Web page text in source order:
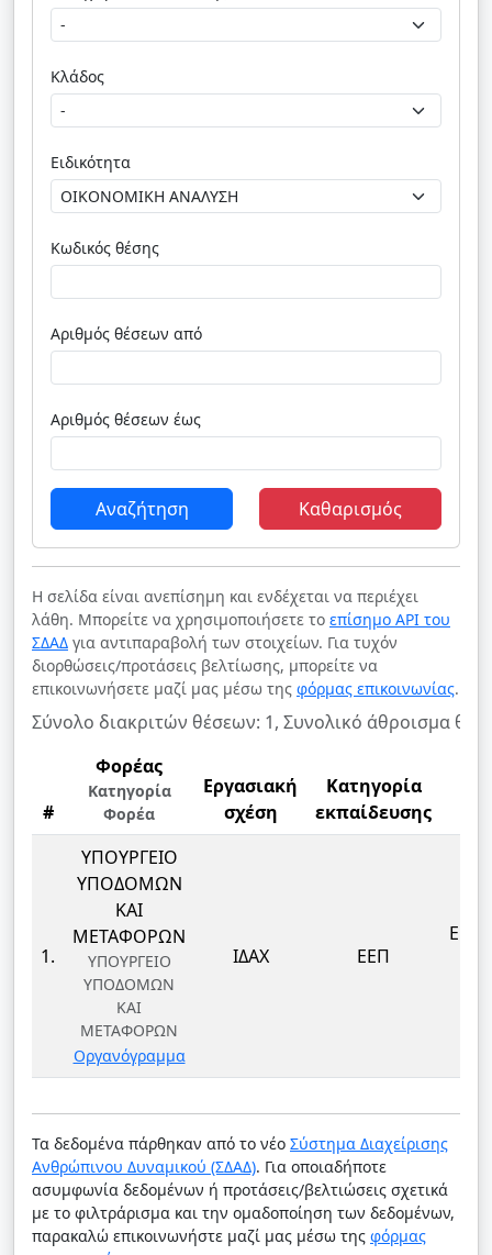
Κλάδος
Ειδικότητα
Κωδικός θέσης
Αριθμός θέσεων από
Αριθμός θέσεων έως
Αναζήτηση Καθαρισμός
Η σελίδα είναι ανεπίσημη και ενδέχεται να περιέχει
λάθη. Μπορείτε να χρησιμοποιήσετε το επίσημο API του
ΣΔΑΔ για αντιπαραβολή των στοιχείων. Για τυχόν
διορθώσεις/προτάσεις βελτίωσης, μπορείτε να
επικοινωνήσετε μαζί μας μέσω της φόρμας επικοινωνίας.
Σύνολο διακριτών θέσεων: 1, Συνολικό άθροισμα
#
Φορέας
Κατηγορία
Φορέα
Εργασιακή
σχέση
Κατηγορία
εκπαίδευσης
1.
ΥΠΟΥΡΓΕΙΟ
ΥΠΟΔΟΜΩΝ
ΚΑΙ
ΜΕΤΑΦΟΡΩΝ
ΥΠΟΥΡΓΕΙΟ
ΥΠΟΔΟΜΩΝ
ΚΑΙ
ΜΕΤΑΦΟΡΩΝ
Οργανόγραμμα
ΙΔΑΧ ΕΕΠ
Τα δεδομένα πάρθηκαν από το νέο Σύστημα Διαχείρισης
Ανθρώπινου Δυναμικού (ΣΔΑΔ). Για οποιαδήποτε
ασυμφωνία δεδομένων ή προτάσεις/βελτιώσεις σχετικά
με το φιλτράρισμα και την ομαδοποίηση των δεδομένων,
παρακαλώ επικοινωνήστε μαζί μας μέσω της φόρμας